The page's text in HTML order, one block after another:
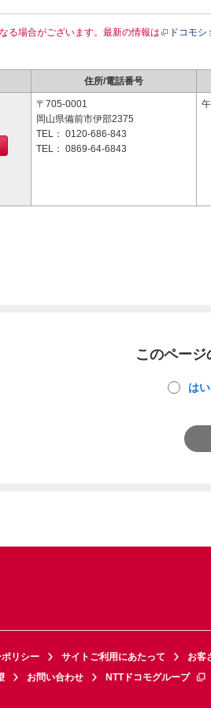
る場合がございます。最新の情報は ドコモ
住所/電話番号
〒705-0001
岡山県備前市伊部2375
TEL： 0120-686-843
TEL： 0869-64-6843
このページ
はい
リシー サイトご利用にあたって お客
お問い合わせ NTTドコモグループ